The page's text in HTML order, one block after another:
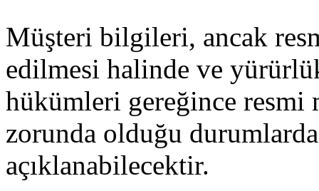
Müşteri bilgileri, ancak
edilmesi halinde ve
hükümleri gereğince resmi
zorunda olduğu
açıklanabilecektir.